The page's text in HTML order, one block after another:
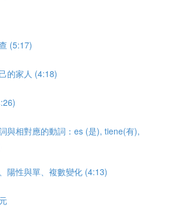
(5:17)
的家人 (4:18)
與相對應的動詞：es (是), tiene(有),
陽性與單、複數變化 (4:13)